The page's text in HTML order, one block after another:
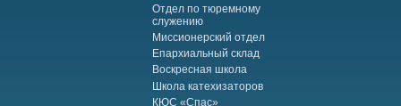
Отдел по тюремному
служению
Миссионерский отдел
Епархиальный склад
Воскресная школа
Школа катехизаторов
КЮС «Спас»